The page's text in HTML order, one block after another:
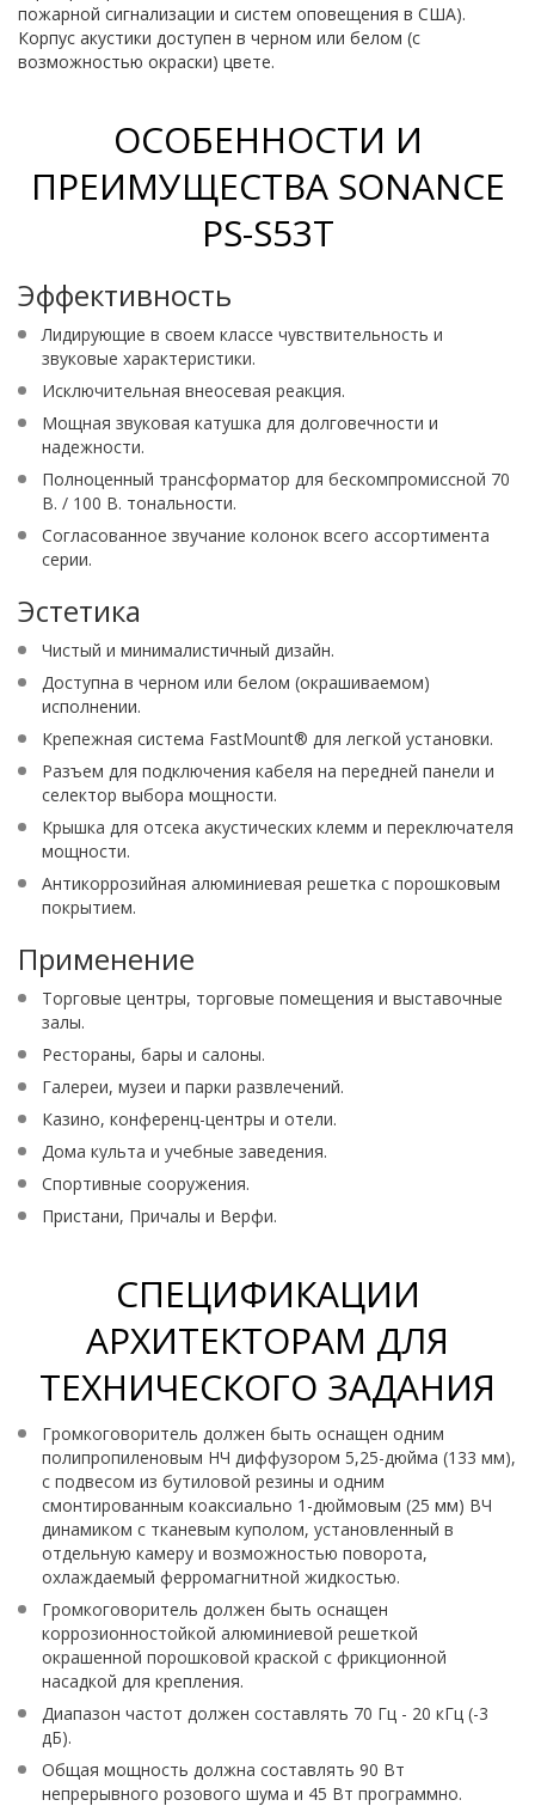
пожарной сигнализации и систем оповещения в США).
Корпус акустики доступен в черном или белом (с
возможностью окраски) цвете.
ОСОБЕННОСТИ И
ПРЕИМУЩЕСТВА SONANCE
PS-S53T
Эффективность
Лидирующие в своем классе чувствительность и
звуковые характеристики.
Исключительная внеосевая реакция.
Мощная звуковая катушка для долговечности и
надежности.
Полноценный трансформатор для бескомпромиссной 70
В. / 100 В. тональности.
Согласованное звучание колонок всего ассортимента
серии.
Эстетика
Чистый и минималистичный дизайн.
Доступна в черном или белом (окрашиваемом)
исполнении.
Крепежная система FastMount® для легкой установки.
Разъем для подключения кабеля на передней панели и
селектор выбора мощности.
Крышка для отсека акустических клемм и переключателя
мощности.
Антикоррозийная алюминиевая решетка с порошковым
покрытием.
Применение
Торговые центры, торговые помещения и выставочные
залы.
Рестораны, бары и салоны.
Галереи, музеи и парки развлечений.
Казино, конференц-центры и отели.
Дома культа и учебные заведения.
Спортивные сооружения.
Пристани, Причалы и Верфи.
СПЕЦИФИКАЦИИ
АРХИТЕКТОРАМ ДЛЯ
ТЕХНИЧЕСКОГО ЗАДАНИЯ
Громкоговоритель должен быть оснащен одним
полипропиленовым НЧ диффузором 5,25-дюйма (133 мм),
с подвесом из бутиловой резины и одним
смонтированным коаксиально 1-дюймовым (25 мм) ВЧ
динамиком с тканевым куполом, установленный в
отдельную камеру и возможностью поворота,
охлаждаемый ферромагнитной жидкостью.
Громкоговоритель должен быть оснащен
коррозионностойкой алюминиевой решеткой
окрашенной порошковой краской с фрикционной
насадкой для крепления.
Диапазон частот должен составлять 70 Гц - 20 кГц (-3
дБ).
Общая мощность должна составлять 90 Вт
непрерывного розового шума и 45 Вт программно.